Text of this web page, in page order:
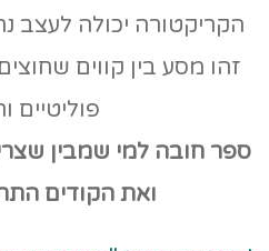
הקריקטורה יכולה לעצב
זהו מסע בין קווים
פוליטיים
ספר חובה למי שמבין
ואת הקודים